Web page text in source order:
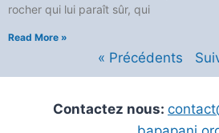
rocher qui lui paraît sûr, qui
Read More »
« Précédents
Contactez nous: